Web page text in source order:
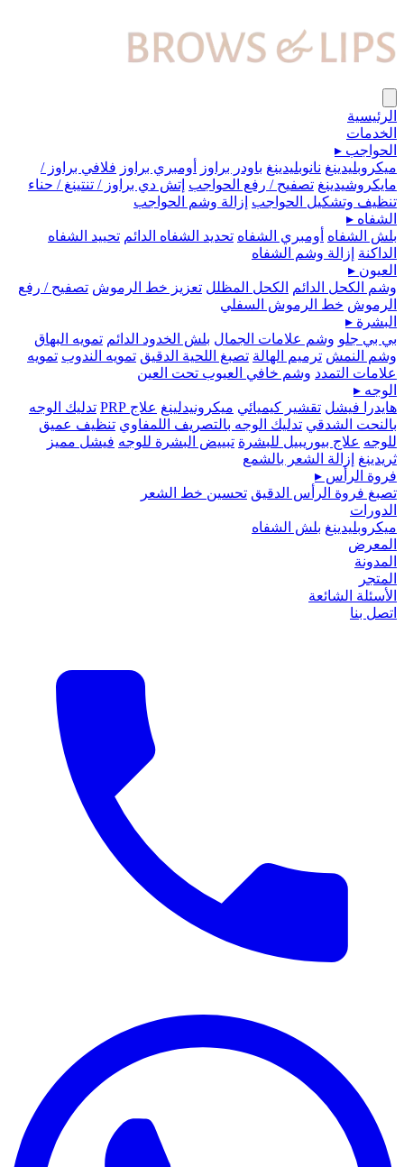
الرئيسية
الخدمات
الحواجب ▸
ميكروبلیدينغ نانوبليدينغ باودر براوز أومبري براوز فلافي براوز /
مايكروشيدينغ تصفيح / رفع الحواجب إتش دي براوز / تنتينغ / حناء
تنظيف وتشكيل الحواجب إزالة وشم الحواجب
الشفاه ▸
بلش الشفاه أومبري الشفاه تحديد الشفاه الدائم تحييد الشفاه
الداكنة إزالة وشم الشفاه
العيون ▸
وشم الكحل الدائم
الكحل المظلل تعزيز خط الرموش تصفيح / رفع
الرموش خط الرموش السفلي
البشرة ▸
بي بي جلو وشم علامات الجمال بلش الخدود الدائم تمويه البهاق
وشم النمش ترميم الهالة تصبغ اللحية الدقيق تمويه الندوب تمويه
علامات التمدد وشم خافي العيوب تحت العين
الوجه ▸
هايدرا فيشل تقشير كيميائي ميكرونيدلينغ علاج PRP
تدليك الوجه
بالنحت الشدقي تدليك الوجه بالتصريف اللمفاوي تنظيف عميق
للوجه علاج بيوريبيل للبشرة تبييض البشرة للوجه فيشل مميز
ثريدينغ إزالة الشعر بالشمع
فروة الرأس ▸
تصبغ فروة الرأس الدقيق تحسين خط الشعر
الدورات
ميكروبلیدينغ بلش الشفاه
المعرض
المدونة
المتجر
الأسئلة الشائعة
اتصل بنا